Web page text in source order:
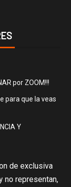
por ZOOM!!!
para que la veas
Y
de exclusiva
no representan,